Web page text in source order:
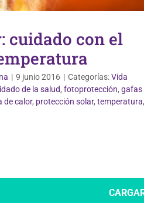
cuidado con el
| 9 junio 2016 | Categorías:Vida
de la salud, fotoprotección, gafas
de calor, protección solar, temperatura,